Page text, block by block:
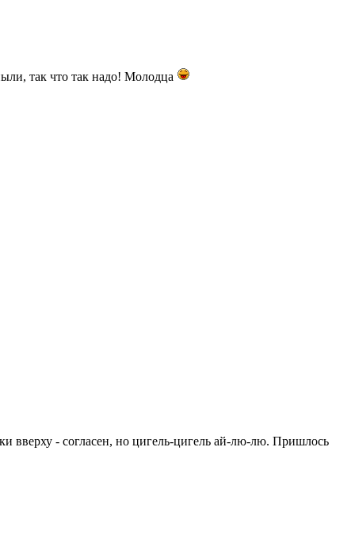
так что так надо! Молодца
вверху - согласен, но цигель-цигель ай-лю-лю. Пришлось